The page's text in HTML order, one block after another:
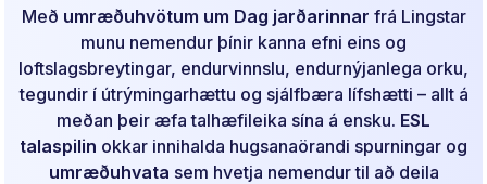
Með umræðuhvötum um Dag jarðarinnar frá Lingstar
munu nemendur þínir kanna efni eins og
loftslagsbreytingar, endurvinnslu, endurnýjanlega orku,
tegundir í útrýmingarhættu og sjálfbæra lífshætti – allt á
meðan þeir æfa talhæfileika sína á ensku. ESL
talaspilin okkar innihalda hugsanaörandi spurningar og
umræðuhvata sem hvetja nemendur til að deila